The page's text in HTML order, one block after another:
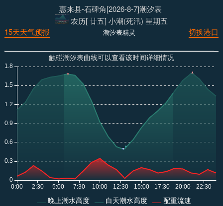
惠来县-石碑角[2026-8-7]潮汐表
农历[ 廿五] 小潮(死汛) 星期五
切换港口
潮汐表精灵
15天天气预报
触碰潮汐表曲线可以查看该时间详细情况
晚上潮水高度 白天潮水高度 配重流速